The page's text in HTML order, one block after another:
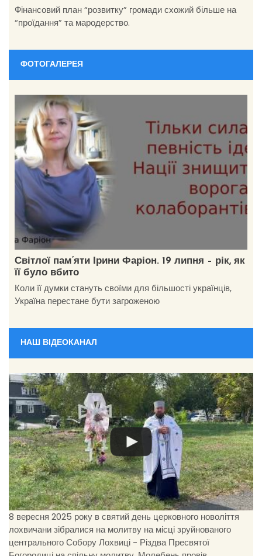
Фінансовий план “розвитку” громади схожий більше на
“проїдання” та мародерство.
ФОТОГАЛЕРЕЯ
Світлої пам’яти Ірини Фаріон. 19 липня – рік, як
її було вбито
Коли її думки стануть своїми для більшості українців,
Україна перестане бути загроженою
НАШ ВІДЕОКАНАЛ
8 вересня 2025 року в святий день церковного новоліття
лохвичани зібралися на молитву на місці зруйнованого
центрального Собору Лохвиці - Різдва Пресвятої